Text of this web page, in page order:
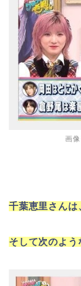
画
千葉恵里さんは
そして次のよう